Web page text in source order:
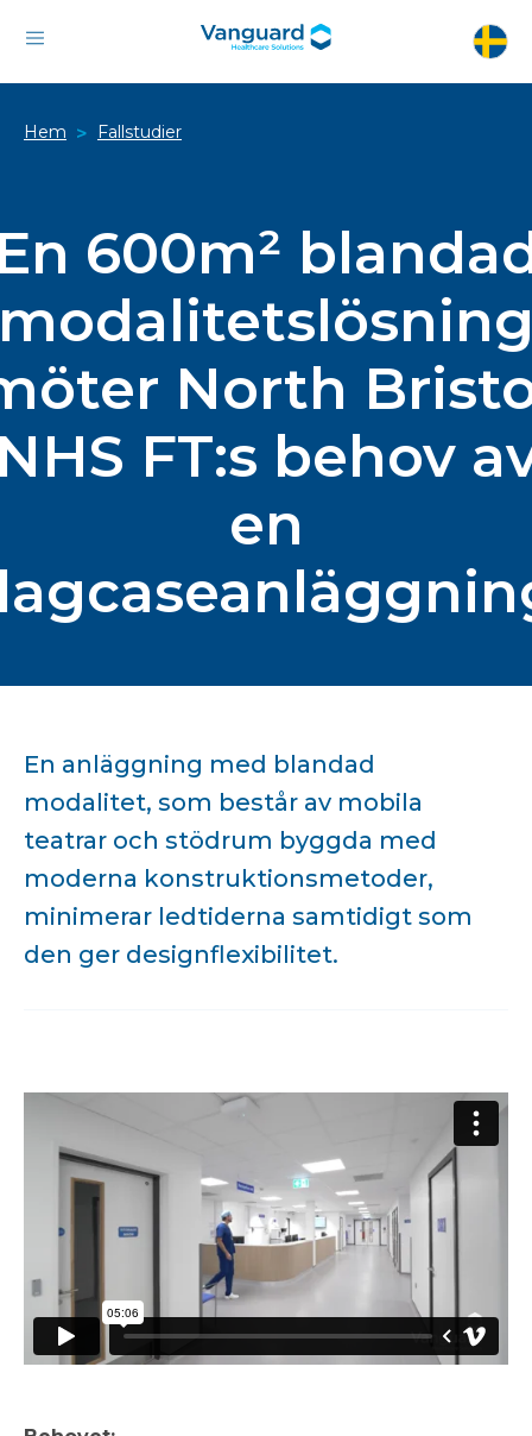
Hem > Fallstudier
600m²
North
FT:s behov
en
En anläggning med blandad
modalitet, som består av mobila
teatrar och stödrum byggda med
moderna konstruktionsmetoder,
minimerar ledtiderna samtidigt som
den ger designflexibilitet.